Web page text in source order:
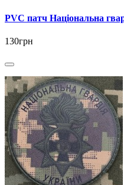
PVC патч Національна
130грн